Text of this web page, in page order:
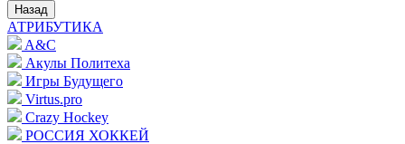
Назад
АТРИБУТИКА
A&C
Акулы Политеха
Игры Будущего
Virtus.pro
Crazy Hockey
РОССИЯ ХОККЕЙ